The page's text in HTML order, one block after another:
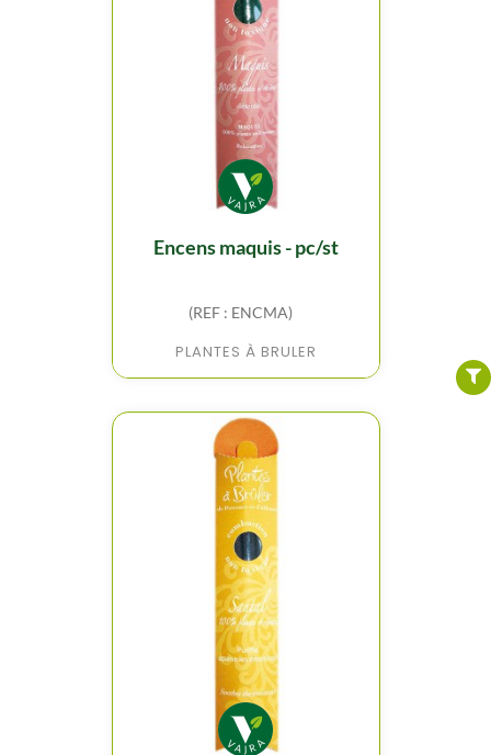
encens maquis - pc/st
(REF : ENCMA)
PLANTES À BRULER